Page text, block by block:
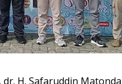
H. Safaruddin